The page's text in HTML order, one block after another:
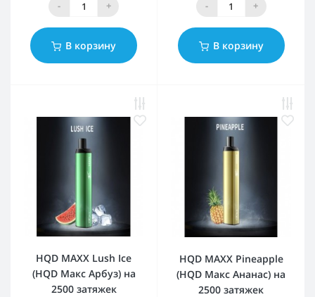
- +
В корзину
- +
В корзину
HQD MAXX Lush Ice
(HQD Макс Арбуз) на
2500 затяжек
HQD MAXX Pineapple
(HQD Макс Ананас) на
2500 затяжек